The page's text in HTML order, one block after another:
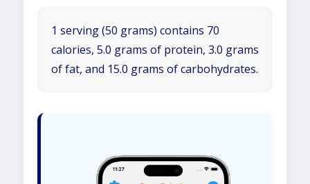
1 serving (50 grams) contains 70
calories, 5.0 grams of protein, 3.0 grams
of fat, and 15.0 grams of carbohydrates.